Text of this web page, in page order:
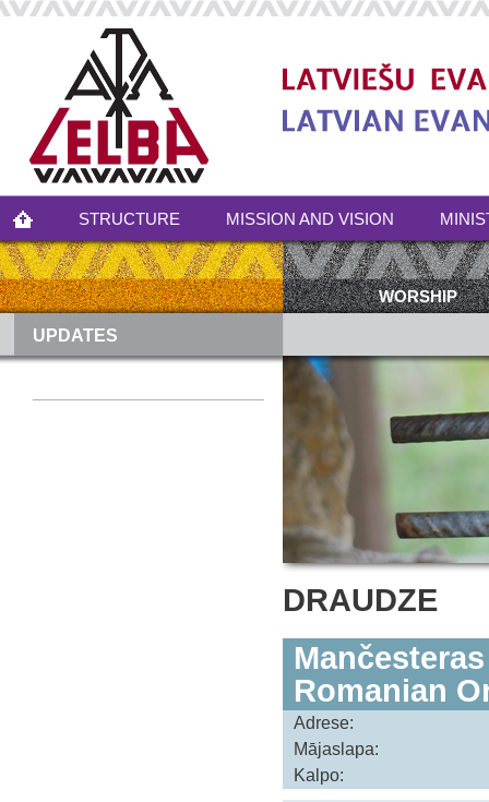
STRUCTURE MISSION AND VISION
WORSHIP
UPDATES
DRAUDZE
Romanian
Adrese:
Mājaslapa:
Kalpo: